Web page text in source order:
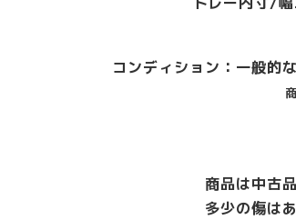
コンディション：一般的
商品は中古
多少の傷は